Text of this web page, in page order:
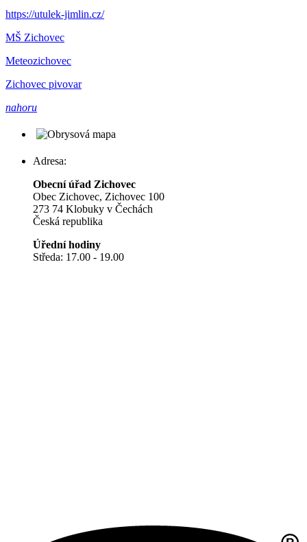
https://utulek-jimlin.cz/
MŠ Zichovec
Meteozichovec
Zichovec pivovar
nahoru
Adresa:
Obecní úřad Zichovec
Obec Zichovec, Zichovec 100
273 74 Klobuky v Čechách
Česká republika
Úřední hodiny
Středa: 17.00 - 19.00